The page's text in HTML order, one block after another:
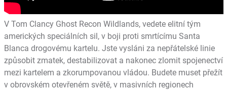
V Tom Clancy Ghost Recon Wildlands, vedete elitní tým
amerických speciálních sil, v boji proti smrtícímu Santa
Blanca drogovému kartelu. Jste vysláni za nepřátelské linie
způsobit zmatek, destabilizovat a nakonec zlomit spojenectví
mezi kartelem a zkorumpovanou vládou. Budete muset přežít
v obrovském otevřeném světě, v masivních regionech